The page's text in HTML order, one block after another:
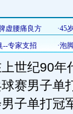
世纪90年
赛男子单
子单打冠